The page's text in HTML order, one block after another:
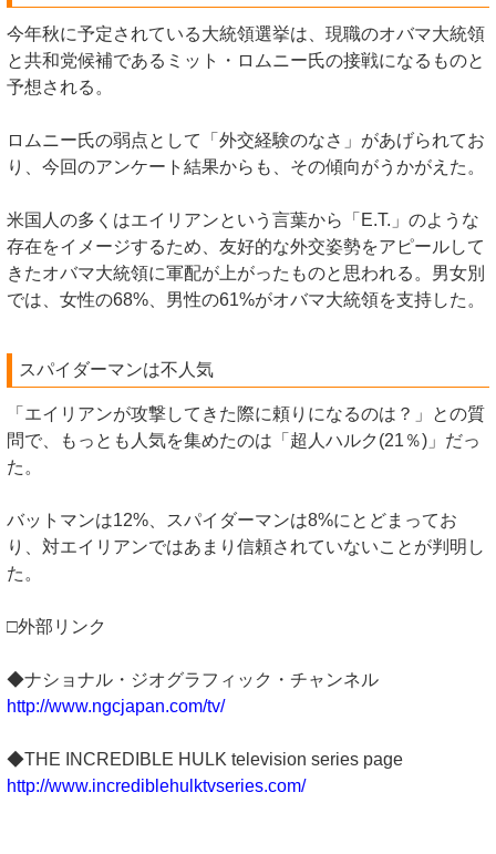
今年秋に予定されている大統領選挙は、現職のオバマ大統領
と共和党候補であるミット・ロムニー氏の接戦になるものと
予想される。
ロムニー氏の弱点として「外交経験のなさ」があげられてお
り、今回のアンケート結果からも、その傾向がうかがえた。
米国人の多くはエイリアンという言葉から「E.T.」のような
存在をイメージするため、友好的な外交姿勢をアピールして
きたオバマ大統領に軍配が上がったものと思われる。男女別
では、女性の68%、男性の61%がオバマ大統領を支持した。
スパイダーマンは不人気
「エイリアンが攻撃してきた際に頼りになるのは？」との質
問で、もっとも人気を集めたのは「超人ハルク(21％)」だっ
た。
バットマンは12%、スパイダーマンは8%にとどまってお
り、対エイリアンではあまり信頼されていないことが判明し
た。
□外部リンク
◆ナショナル・ジオグラフィック・チャンネル
http://www.ngcjapan.com/tv/
◆THE INCREDIBLE HULK television series page
http://www.incrediblehulktvseries.com/